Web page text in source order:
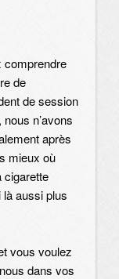
comprendre
de
de session
n’avons
après
mieux où
cigarette
là aussi plus
vous voulez
dans vos